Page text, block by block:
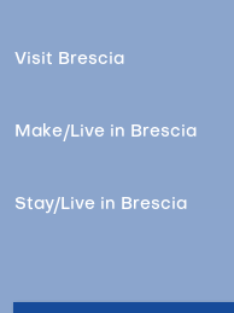
Visit Brescia
Make/Live in Brescia
Stay/Live in Brescia